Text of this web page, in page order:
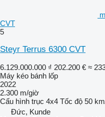
CVT
5
Steyr Terrus 6300 CVT
6.129.000.000 ₫ 202.200 € ≈
Máy kéo bánh lốp
2022
2.300 m/giờ
Cấu hình trục 4x4 Tốc độ 50
Đức, Kunde